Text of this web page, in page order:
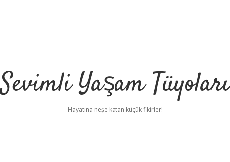
Sevimli Yaşam Tüyoları
Hayatına neşe katan küçük fikirler!